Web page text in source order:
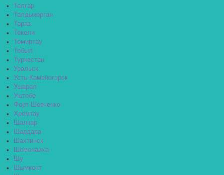
Талгар
Талдыкорган
Тараз
Текели
Темиртау
Тобыл
Туркестан
Уральск
Усть-Каменогорск
Ушарал
Уштобе
Форт-Шевченко
Хромтау
Шалкар
Шардара
Шахтинск
Шемонаиха
Шу
Шымкент